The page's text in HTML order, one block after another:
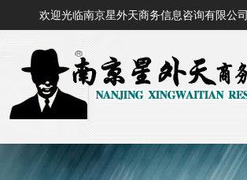
欢迎光临南京星外天商务信息咨询有限公司